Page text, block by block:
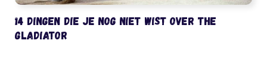
14 dingen die je nog niet wist over The
Gladiator